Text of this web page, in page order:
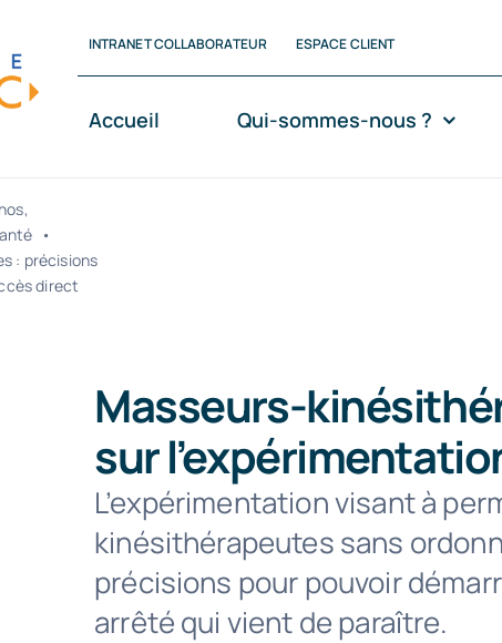
INTRANET COLLABORATEUR ESPACE CLIENT
Accueil Qui-sommes-nous ?
: précisions
direct
Masseurs-
sur
L’expérimentation visant à
kinésithérapeutes sans
précisions pour pouvoir
arrêté qui vient de paraître.